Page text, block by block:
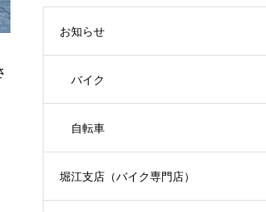
お知らせ
バイク
自転車
堀江支店（バイク専門店）